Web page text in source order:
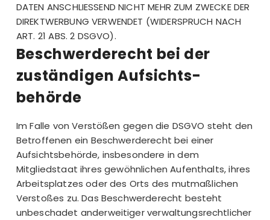
DATEN ANSCHLIESSEND NICHT MEHR ZUM ZWECKE DER
DIREKTWERBUNG VERWENDET (WIDERSPRUCH NACH
ART. 21 ABS. 2 DSGVO).
Beschwerde­recht bei der
zuständigen Aufsichts­
behörde
Im Falle von Verstößen gegen die DSGVO steht den
Betroffenen ein Beschwerderecht bei einer
Aufsichtsbehörde, insbesondere in dem
Mitgliedstaat ihres gewöhnlichen Aufenthalts, ihres
Arbeitsplatzes oder des Orts des mutmaßlichen
Verstoßes zu. Das Beschwerderecht besteht
unbeschadet anderweitiger verwaltungsrechtlicher